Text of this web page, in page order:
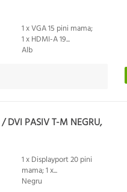
1 x VGA 15 pini mama;
1 x HDMI-A 19...
Alb
DVI PASIV T-M NEGRU,
1 x Displayport 20 pini
mama; 1 x...
Negru